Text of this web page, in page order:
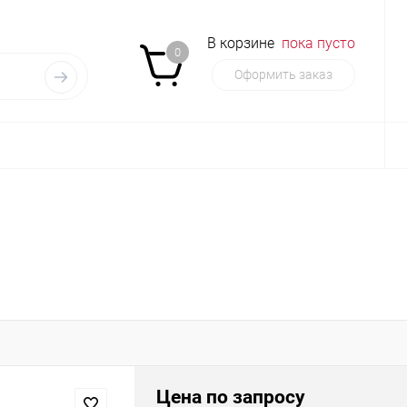
0
В корзине пока пусто
Оформить заказ
Цена по запросу